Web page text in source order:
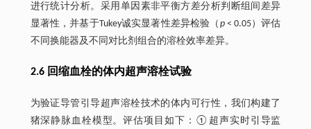
进行统计分析。采用单因素非平衡方差分析判断组间差异
显著性，并基于Tukey诚实显著性差异检验（ p< 0.05）评估
不同换能器及不同对比剂组合的溶栓效率差异。
2.6 回缩血栓的体内超声溶栓试验
为验证导管引导超声溶栓技术的体内可行性，我们构建了
猪深静脉血栓模型。评估项目如下：①超声实时引导监